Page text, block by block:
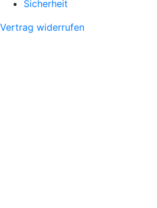
Sicherheit
Vertrag widerrufen